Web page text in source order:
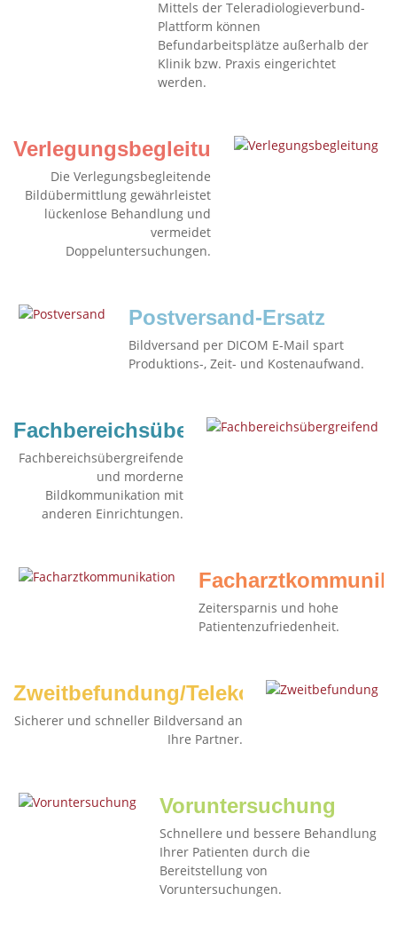
Mittels der Teleradiologieverbund-
Plattform können
Befundarbeitsplätze außerhalb der
Klinik bzw. Praxis eingerichtet
werden.
Verlegungsbegleitung
Die Verlegungsbegleitende
Bildübermittlung gewährleistet
lückenlose Behandlung und
vermeidet
Doppeluntersuchungen.
Postversand-Ersatz
Bildversand per DICOM E-Mail spart
Produktions-, Zeit- und Kostenaufwand.
Fachbereichsübergreifend
Fachbereichsübergreifende
und morderne
Bildkommunikation mit
anderen Einrichtungen.
Zeitersparnis und hohe
Patientenzufriedenheit.
Zweitbefundung/Telekonsil
Sicherer und schneller Bildversand an
Ihre Partner.
Voruntersuchung
Schnellere und bessere Behandlung
Ihrer Patienten durch die
Bereitstellung von
Voruntersuchungen.